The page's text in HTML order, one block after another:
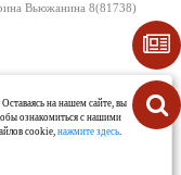
Вьюжанина 8(81738)
данных
на нашем сайте, вы
ознакомиться с нашими
cookie,нажмите здесь.